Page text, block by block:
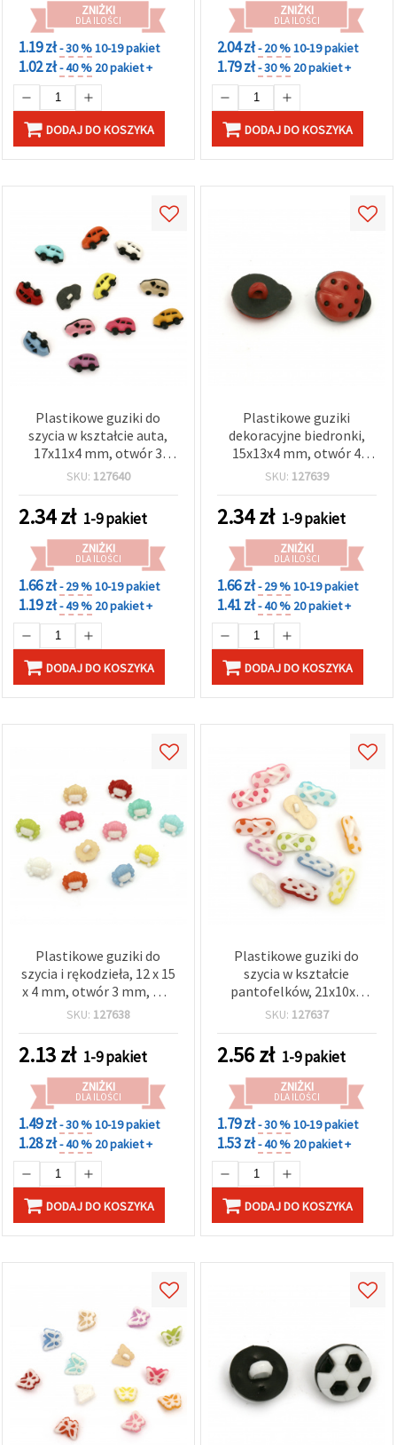
ZNIŻKI
DLA ILOŚCI
1.19 zł- 30 %10-19 pakiet
1.02 zł- 40 % 20 pakiet +
DODAJ DO KOSZYKA
ZNIŻKI
DLA ILOŚCI
2.04 zł- 20 %10-19 pakiet
1.79 zł- 30 % 20 pakiet +
DODAJ DO KOSZYKA
Plastikowe guziki do
szycia w kształcie auta,
17x11x4 mm, otwór 3
mm, mix kolorów – 20 szt.
SKU: 127640
2.34zł 1-9 pakiet
ZNIŻKI
DLA ILOŚCI
1.66 zł- 29 %10-19 pakiet
1.19 zł- 49 % 20 pakiet +
DODAJ DO KOSZYKA
Plastikowe guziki
dekoracyjne biedronki,
15x13x4 mm, otwór 4
mm, czerwono-czarne –
SKU: 127639
2.34zł 1-9 pakiet
ZNIŻKI
DLA ILOŚCI
1.66 zł- 29 %10-19 pakiet
1.41 zł- 40 % 20 pakiet +
DODAJ DO KOSZYKA
Plastikowe guziki do
szycia i rękodzieła, 12 x 15
x 4 mm, otwór 3 mm, mix
kolorów – 20 szt.
SKU: 127638
2.13zł 1-9 pakiet
ZNIŻKI
DLA ILOŚCI
1.49 zł- 30 %10-19 pakiet
1.28 zł- 40 % 20 pakiet +
DODAJ DO KOSZYKA
Plastikowe guziki do
szycia w kształcie
pantofelków, 21x10x5
mm, otwór: 3 mm, mix
SKU: 127637
2.56zł 1-9 pakiet
ZNIŻKI
DLA ILOŚCI
1.79 zł- 30 %10-19 pakiet
1.53 zł- 40 % 20 pakiet +
DODAJ DO KOSZYKA